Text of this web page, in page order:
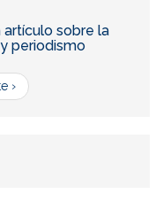
artículo sobre la
periodismo
›